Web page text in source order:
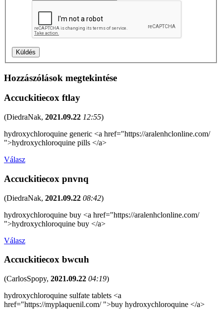
Hozzászólások megtekintése
Accuckitiecox ftlay
(DiedraNak, 2021.09.22 12:55)
hydroxychloroquine generic <a href="https://aralenhclonline.com/
">hydroxychloroquine pills </a>
Válasz
Accuckitiecox pnvnq
(DiedraNak, 2021.09.22 08:42)
hydroxychloroquine buy <a href="https://aralenhclonline.com/
">hydroxychloroquine buy </a>
Válasz
Accuckitiecox bwcuh
(CarlosSpopy, 2021.09.22 04:19)
hydroxychloroquine sulfate tablets <a
href="https://myplaquenil.com/ ">buy hydroxychloroquine </a>